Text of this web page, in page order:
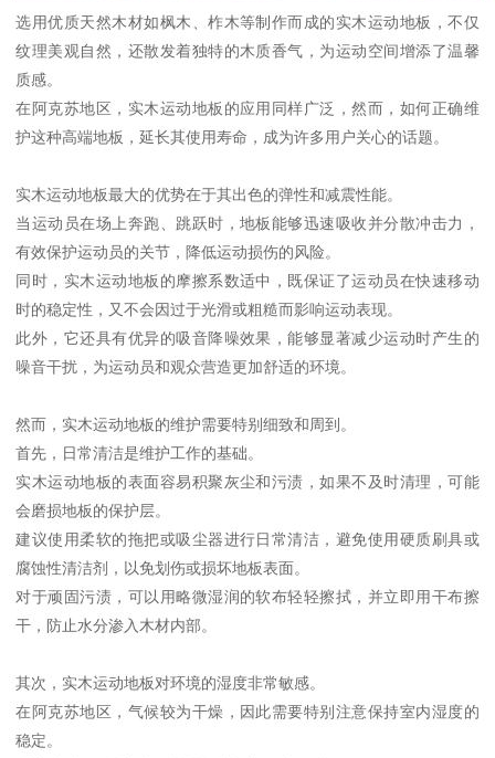
选用优质天然木材如枫木、柞木等制作而成的实木运动地板，不仅
纹理美观自然，还散发着独特的木质香气，为运动空间增添了温馨
质感。
在阿克苏地区，实木运动地板的应用同样广泛，然而，如何正确维
护这种高端地板，延长其使用寿命，成为许多用户关心的话题。
实木运动地板最大的优势在于其出色的弹性和减震性能。
当运动员在场上奔跑、跳跃时，地板能够迅速吸收并分散冲击力，
有效保护运动员的关节，降低运动损伤的风险。
同时，实木运动地板的摩擦系数适中，既保证了运动员在快速移动
时的稳定性，又不会因过于光滑或粗糙而影响运动表现。
此外，它还具有优异的吸音降噪效果，能够显著减少运动时产生的
噪音干扰，为运动员和观众营造更加舒适的环境。
然而，实木运动地板的维护需要特别细致和周到。
首先，日常清洁是维护工作的基础。
实木运动地板的表面容易积聚灰尘和污渍，如果不及时清理，可能
会磨损地板的保护层。
建议使用柔软的拖把或吸尘器进行日常清洁，避免使用硬质刷具或
腐蚀性清洁剂，以免划伤或损坏地板表面。
对于顽固污渍，可以用略微湿润的软布轻轻擦拭，并立即用干布擦
干，防止水分渗入木材内部。
其次，实木运动地板对环境的湿度非常敏感。
在阿克苏地区，气候较为干燥，因此需要特别注意保持室内湿度的
稳定。